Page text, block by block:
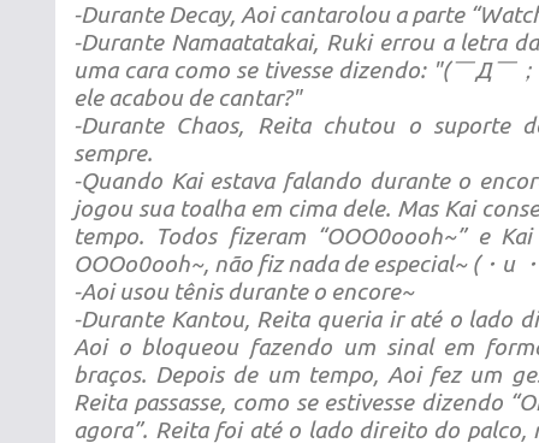
-Durante Decay, Aoi cantarolou a parte
-Durante Namaatatakai, Ruki errou a letra
uma cara como se tivesse dizendo: "(￣Д￣
ele acabou de cantar?"
-Durante Chaos, Reita chutou o suporte
sempre.
-Quando Kai estava falando durante o
jogou sua toalha em cima dele. Mas Kai
tempo. Todos fizeram “OOO0oooh~” e
OOOo0ooh~, não fiz nada de especial~ (・u
-Aoi usou tênis durante o encore~
-Durante Kantou, Reita queria ir até o lado
Aoi o bloqueou fazendo um sinal em
braços. Depois de um tempo, Aoi fez um
Reita passasse, como se estivesse dizendo
agora”. Reita foi até o lado direito do palco,